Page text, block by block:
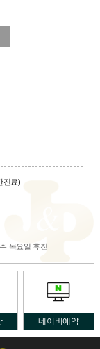
진료)
목요일 휴진
네이버예약